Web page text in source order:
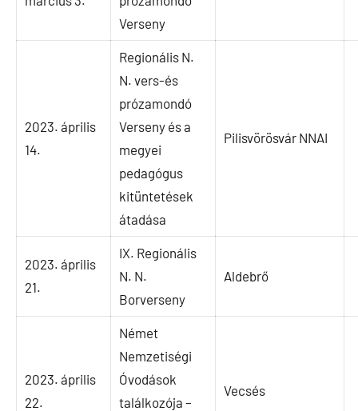
Verseny
2023. április
14.
Regionális N.
N. vers-és
prózamondó
Verseny és a
megyei
pedagógus
kitüntetések
átadása
Pilisvörösvár NNAI
2023. április
21.
IX. Regionális
N. N.
Borverseny
Aldebrő
2023. április
22.
Német
Nemzetiségi
Óvodások
találkozója –
Vecsés